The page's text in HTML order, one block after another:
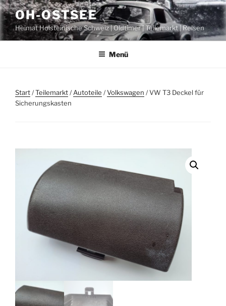
Zum
Inhalt
springen
OH-OSTSEE
Heimat Holsteinische Schweiz | Oldtimer | Teilemarkt | Reisen
Menü
Start/Teilemarkt/Autoteile /Volkswagen / VW T3 Deckel für
Sicherungskasten